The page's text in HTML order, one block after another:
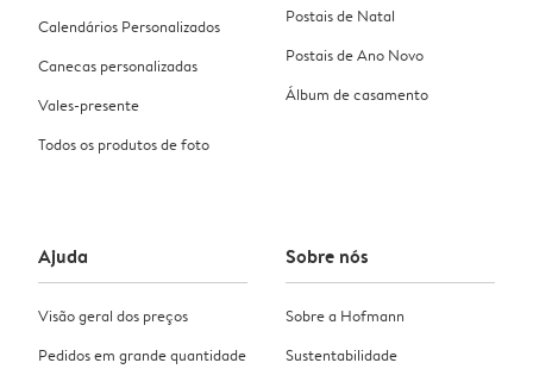
Calendários Personalizados
Canecas personalizadas
Vales-presente
Todos os produtos de foto
Postais de Natal
Postais de Ano Novo
Álbum de casamento
Ajuda
Visão geral dos preços
Pedidos em grande quantidade
Sobre nós
Sobre a Hofmann
Sustentabilidade